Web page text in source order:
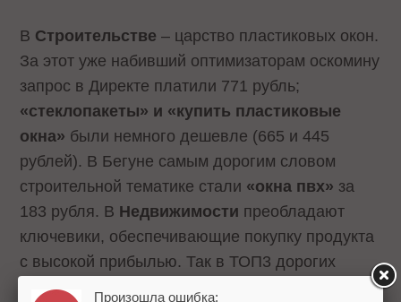
В Строительстве – царство пластиковых окон.
За этот уже набивший оптимизаторам оскомину
запрос в Директе платили 771 рубль;
«стеклопакеты» и «купить пластиковые
окна» были немного дешевле (665 и 445
рублей). В Бегуне самым дорогим словом
строительной тематике стали «окна пвх» за
183 рубля. В Недвижимости преобладают
ключевики, обеспечивающие покупку продукта
с высокой прибылью. Так в ТОП3 дорогих
запросов во всех трех системах контекстной
Произошла ошибка: